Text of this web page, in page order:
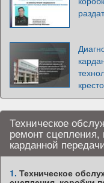
Техническое
ремонт сцепления,
карданной
1. Техническое